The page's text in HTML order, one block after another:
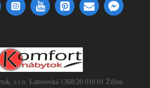
s.r.o. Laborecká 1368/20 010 01 Žilina